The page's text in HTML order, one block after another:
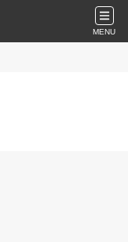
MENU